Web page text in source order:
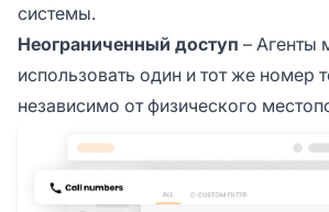
системы.
Неограниченный доступ – Агенты
использовать один и тот же номер
независимо от физического